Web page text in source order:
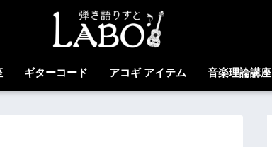
ギターコード アコギ アイテム 音楽理論講座